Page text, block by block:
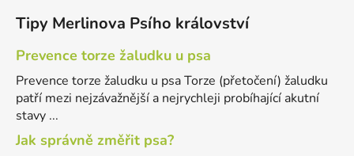
Tipy Merlinova Psího království
Prevence torze žaludku u psa
Prevence torze žaludku u psa Torze (přetočení) žaludku
patří mezi nejzávažnější a nejrychleji probíhající akutní
stavy ...
Jak správně změřit psa?